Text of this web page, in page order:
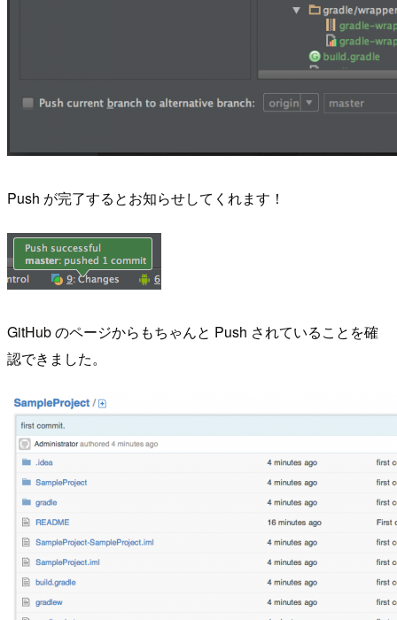
Push が完了するとお知らせしてくれます！
GitHub のページからもちゃんと Push されていることを確
認できました。